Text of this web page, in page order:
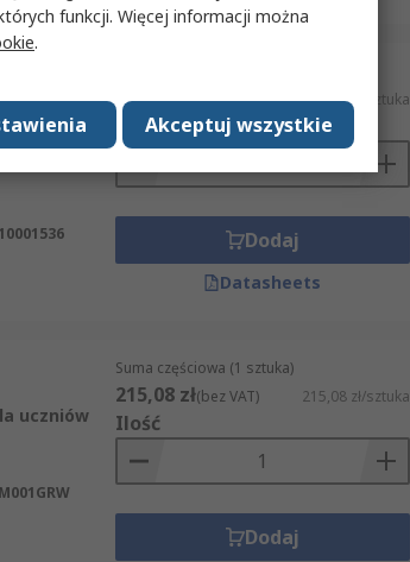
490 mm,
6-osiowy,
10001536
760,50 zł(bez VAT) 760,50 zł/sztuka
Ilość
Dodaj
Datasheets
uczniów
M001GRW
Suma częściowa (1 sztuka)
215,08 zł(bez VAT) 215,08 zł/sztuka
Ilość
Dodaj
funkcji. Więcej informacji można
.
Akceptuj wszystkie